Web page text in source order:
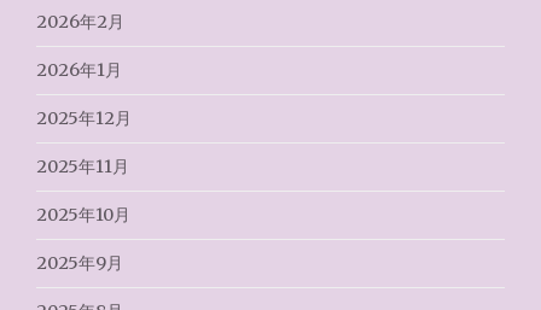
2026年2月
2026年1月
2025年12月
2025年11月
2025年10月
2025年9月